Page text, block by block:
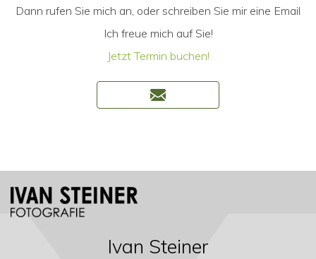
Dann rufen Sie mich an, oder schreiben Sie mir eine Email
Ich freue mich auf Sie!
Jetzt Termin buchen!
Ivan Steiner